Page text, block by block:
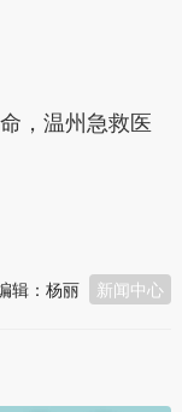
，温州急救医
新闻中心
辑：杨丽